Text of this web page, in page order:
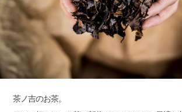
茶ノ吉のお茶。